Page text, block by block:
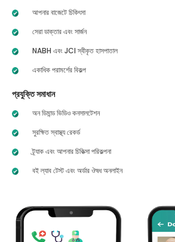
আপনার বাজেটে চিকিৎসা
সেরা ডাক্তার এবং সার্জন
NABH এবং JCI স্বীকৃত হাসপাতাল
একাধিক পরামর্শের বিকল্প
প্রযুক্তি সমাধান
অন ডিমান্ড ভিডিও কনসালটেশন
সুরক্ষিত স্বাস্থ্য রেকর্ড
ট্র্যাক এবং আপনার চিকিত্সা পরিকল্পনা
বই ল্যাব টেস্ট এবং অর্ডার ঔষধ অনলাইন